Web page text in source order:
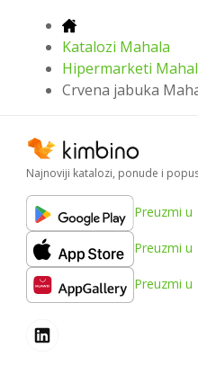
Katalozi Mahala
Hipermarketi
Crvena jabuka
Najnoviji katalozi, ponude i
Preuzmi u
Preuzmi u
Preuzmi u